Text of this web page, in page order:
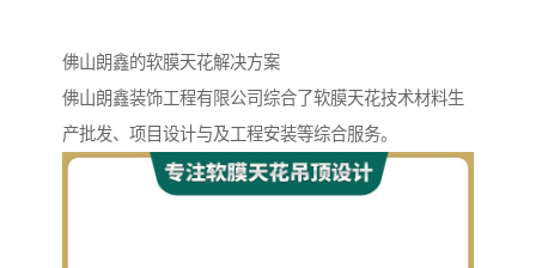
佛山朗鑫的软膜天花解决方案
佛山朗鑫装饰工程有限公司综合了软膜天花技术材料生
产批发、项目设计与及工程安装等综合服务。